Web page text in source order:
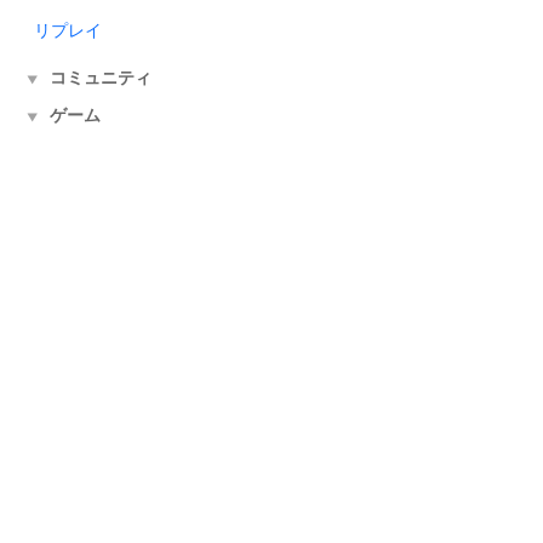
リプレイ
▼ コミュニティ
▼ ゲーム